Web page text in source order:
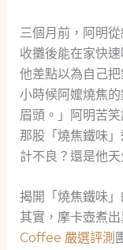
三個月前，阿明
收攤後能在家快
他差點以為自己
小時候阿嬤燒焦
眉頭。」阿明苦
那股「燒焦鐵味
計不良？還是他
揭開「燒焦鐵味」
其實，摩卡壺煮
Coffee 嚴選評測